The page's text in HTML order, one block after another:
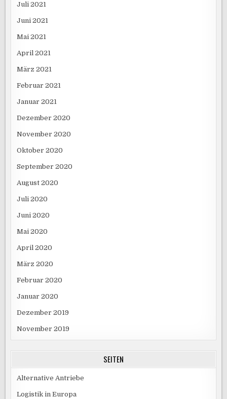
Juli 2021
Juni 2021
Mai 2021
April 2021
März 2021
Februar 2021
Januar 2021
Dezember 2020
November 2020
Oktober 2020
September 2020
August 2020
Juli 2020
Juni 2020
Mai 2020
April 2020
März 2020
Februar 2020
Januar 2020
Dezember 2019
November 2019
SEITEN
Alternative Antriebe
Logistik in Europa